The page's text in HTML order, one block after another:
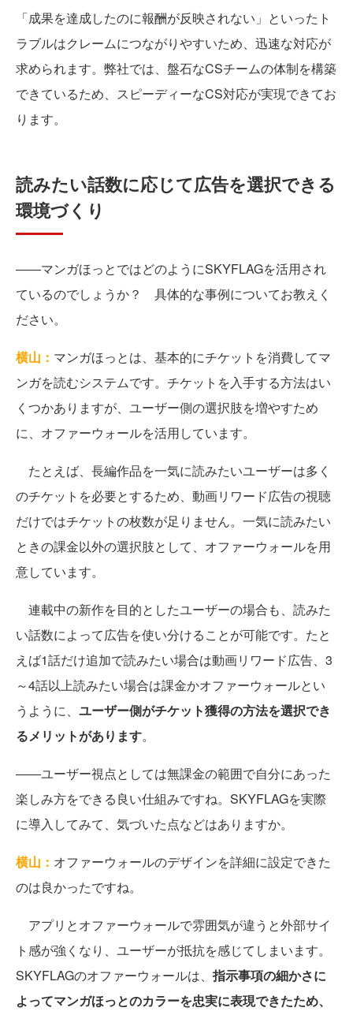
「成果を達成したのに報酬が反映されない」といったト
ラブルはクレームにつながりやすいため、迅速な対応が
求められます。弊社では、盤石なCSチームの体制を構築
できているため、スピーディーなCS対応が実現できてお
ります。
読みたい話数に応じて広告を選択できる
環境づくり
――マンガほっとではどのようにSKYFLAGを活用され
ているのでしょうか？ 具体的な事例についてお教えく
ださい。
横山： マンガほっとは、基本的にチケットを消費してマ
ンガを読むシステムです。チケットを入手する方法はい
くつかありますが、ユーザー側の選択肢を増やすため
に、オファーウォールを活用しています。
たとえば、長編作品を一気に読みたいユーザーは多く
のチケットを必要とするため、動画リワード広告の視聴
だけではチケットの枚数が足りません。一気に読みたい
ときの課金以外の選択肢として、オファーウォールを用
意しています。
連載中の新作を目的としたユーザーの場合も、読みた
い話数によって広告を使い分けることが可能です。たと
えば1話だけ追加で読みたい場合は動画リワード広告、3
～4話以上読みたい場合は課金かオファーウォールとい
うように、 ユーザー側がチケット獲得の方法を選択でき
るメリットがあります。
――ユーザー視点としては無課金の範囲で自分にあった
楽しみ方をできる良い仕組みですね。SKYFLAGを実際
に導入してみて、気づいた点などはありますか。
横山： オファーウォールのデザインを詳細に設定できた
のは良かったですね。
アプリとオファーウォールで雰囲気が違うと外部サイ
ト感が強くなり、ユーザーが抵抗を感じてしまいます。
SKYFLAGのオファーウォールは、 指示事項の細かさに
よってマンガほっとのカラーを忠実に表現できたため、